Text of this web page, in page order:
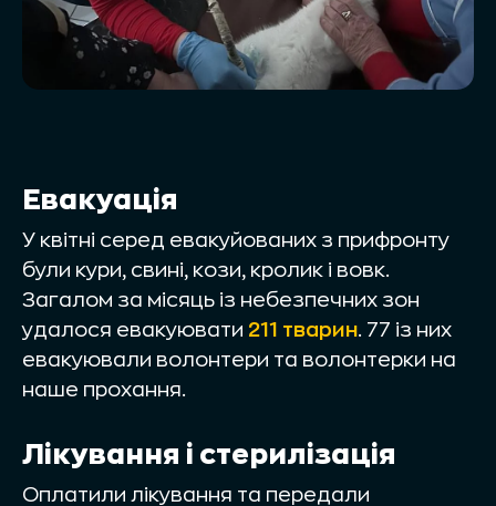
Евакуація
У квітні серед евакуйованих з прифронту
були кури, свині, кози, кролик і вовк.
Загалом за місяць із небезпечних зон
удалося евакуювати 211 тварин . 77 із них
евакуювали волонтери та волонтерки на
наше прохання.
Лікування і стерилізація
Оплатили лікування та передали